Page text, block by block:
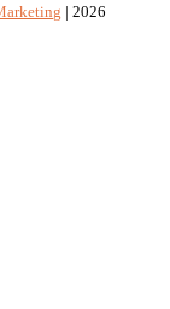
| 2026